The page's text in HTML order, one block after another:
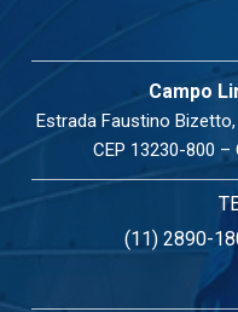
Campo
Estrada Faustino
CEP 13230-800
(11) 2890-